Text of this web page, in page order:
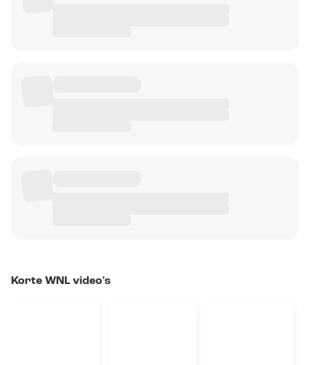
Korte WNL video's